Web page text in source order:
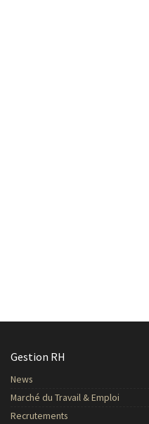
Gestion RH
News
Marché du Travail & Emploi
Recrutements